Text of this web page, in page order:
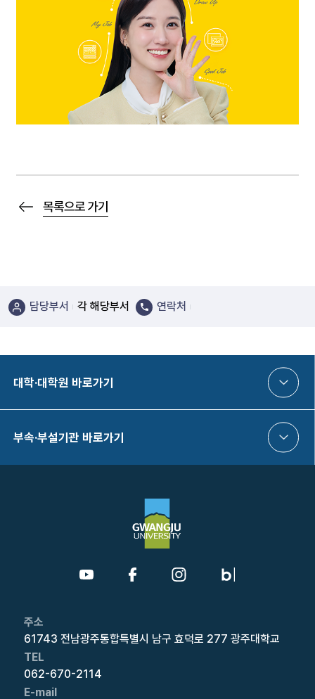
목록으로 가기
담당부서 각 해당부서 연락처
대학·대학원 바로가기
부속·부설기관 바로가기
주소
61743 전남광주통합특별시 남구 효덕로 277 광주대학교
TEL
062-670-2114
E-mail